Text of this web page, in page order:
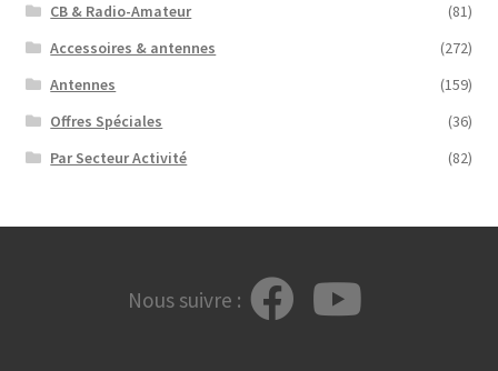
CB & Radio-Amateur
(81)
Accessoires & antennes
(272)
Antennes
(159)
Offres Spéciales
(36)
Par Secteur Activité
(82)
Nous suivre :